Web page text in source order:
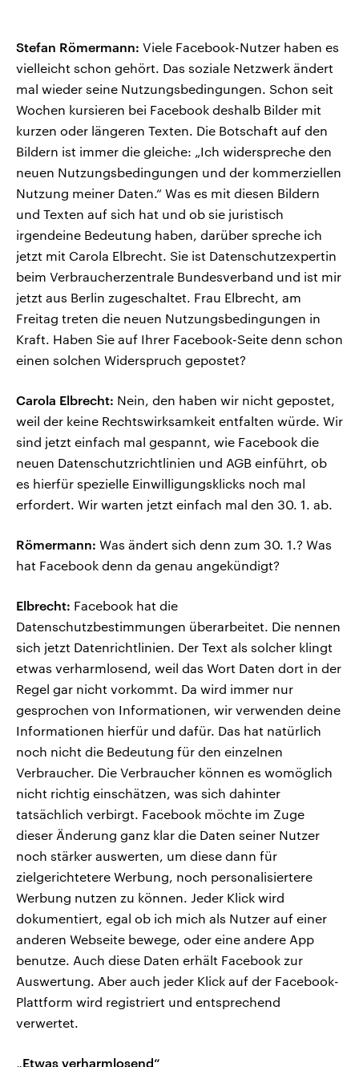
Stefan Römermann: Viele Facebook-Nutzer haben es
vielleicht schon gehört. Das soziale Netzwerk ändert
mal wieder seine Nutzungsbedingungen. Schon seit
Wochen kursieren bei Facebook deshalb Bilder mit
kurzen oder längeren Texten. Die Botschaft auf den
Bildern ist immer die gleiche: „Ich widerspreche den
neuen Nutzungsbedingungen und der kommerziellen
Nutzung meiner Daten.“ Was es mit diesen Bildern
und Texten auf sich hat und ob sie juristisch
irgendeine Bedeutung haben, darüber spreche ich
jetzt mit Carola Elbrecht. Sie ist Datenschutzexpertin
beim Verbraucherzentrale Bundesverband und ist mir
jetzt aus Berlin zugeschaltet. Frau Elbrecht, am
Freitag treten die neuen Nutzungsbedingungen in
Kraft. Haben Sie auf Ihrer Facebook-Seite denn schon
einen solchen Widerspruch gepostet?
Carola Elbrecht: Nein, den haben wir nicht gepostet,
weil der keine Rechtswirksamkeit entfalten würde. Wir
sind jetzt einfach mal gespannt, wie Facebook die
neuen Datenschutzrichtlinien und AGB einführt, ob
es hierfür spezielle Einwilligungsklicks noch mal
erfordert. Wir warten jetzt einfach mal den 30. 1. ab.
Römermann: Was ändert sich denn zum 30. 1.? Was
hat Facebook denn da genau angekündigt?
Elbrecht: Facebook hat die
Datenschutzbestimmungen überarbeitet. Die nennen
sich jetzt Datenrichtlinien. Der Text als solcher klingt
etwas verharmlosend, weil das Wort Daten dort in der
Regel gar nicht vorkommt. Da wird immer nur
gesprochen von Informationen, wir verwenden deine
Informationen hierfür und dafür. Das hat natürlich
noch nicht die Bedeutung für den einzelnen
Verbraucher. Die Verbraucher können es womöglich
nicht richtig einschätzen, was sich dahinter
tatsächlich verbirgt. Facebook möchte im Zuge
dieser Änderung ganz klar die Daten seiner Nutzer
noch stärker auswerten, um diese dann für
zielgerichtetere Werbung, noch personalisiertere
Werbung nutzen zu können. Jeder Klick wird
dokumentiert, egal ob ich mich als Nutzer auf einer
anderen Webseite bewege, oder eine andere App
benutze. Auch diese Daten erhält Facebook zur
Auswertung. Aber auch jeder Klick auf der Facebook-
Plattform wird registriert und entsprechend
verwertet.
„Etwas verharmlosend“